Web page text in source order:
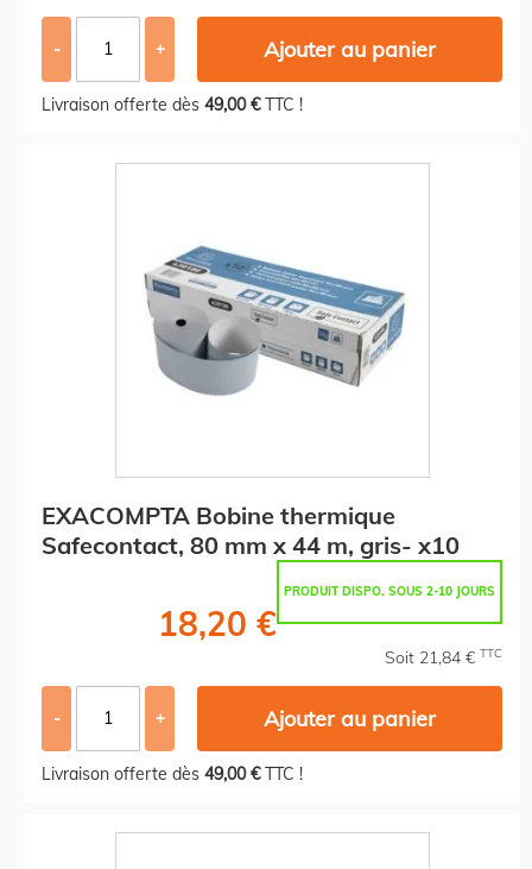
- + Ajouter au panier
Livraison offerte dès 49,00 €TTC !
EXACOMPTA Bobine thermique
Safecontact, 80 mm x 44 m, gris- x10
PRODUIT DISPO. SOUS 2-10 JOURS
18,20 €
Soit 21,84 € TTC
- + Ajouter au panier
Livraison offerte dès 49,00 €TTC !